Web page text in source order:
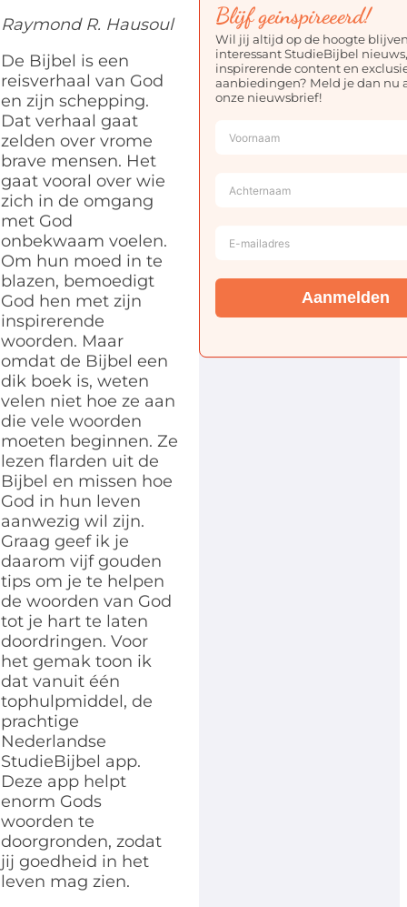
Raymond R. Hausoul
De Bijbel is een
reisverhaal van God
en zijn schepping.
Dat verhaal gaat
zelden over vrome
brave mensen. Het
gaat vooral over wie
zich in de omgang
met God
onbekwaam voelen.
Om hun moed in te
blazen, bemoedigt
God hen met zijn
inspirerende
woorden. Maar
omdat de Bijbel een
dik boek is, weten
velen niet hoe ze aan
die vele woorden
moeten beginnen. Ze
lezen flarden uit de
Bijbel en missen hoe
God in hun leven
aanwezig wil zijn.
Graag geef ik je
daarom vijf gouden
tips om je te helpen
de woorden van God
tot je hart te laten
doordringen. Voor
het gemak toon ik
dat vanuit één
tophulpmiddel, de
prachtige
Nederlandse
StudieBijbel app.
Deze app helpt
enorm Gods
woorden te
doorgronden, zodat
jij goedheid in het
leven mag zien.
Blijf geinspireeerd!
Wil jij altijd op de hoogte
interessant StudieBijbel
inspirerende content en
aanbiedingen? Meld je dan nu
onze nieuwsbrief!
Aanmelden